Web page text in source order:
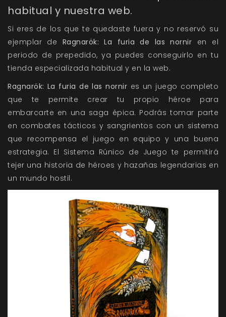
habitual y nuestra web.
Si eres de los que te quedaste fuera y no reservó su
ejemplar de Ragnarök: La furia de las nornir en el
periodo de prepedido, ya puedes conseguirlo en tu
tienda especializada habitual y en la web.
Ragnarök: La furia de las nornir es un juego completo
que te permite crear tu propio héroe para
embarcarte en una saga épica. Podrás tomar parte
en combates tácticos y sangrientos con un sistema
que recompensa el juego en equipo y una buena
estrategia. El Sistema Rúnico de Juego te permitirá
tejer una historia de héroes y hazañas legendarias en
un mundo hostil.